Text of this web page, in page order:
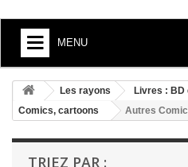
MENU
LIVRES : ARTS ET SOCIÉTÉ
LIVRES : LITTÉRATURE
LIVRES : JEUNESSE
Les rayons
Livres : BD
Comics, cartoons
Autres
TRIEZ PAR :